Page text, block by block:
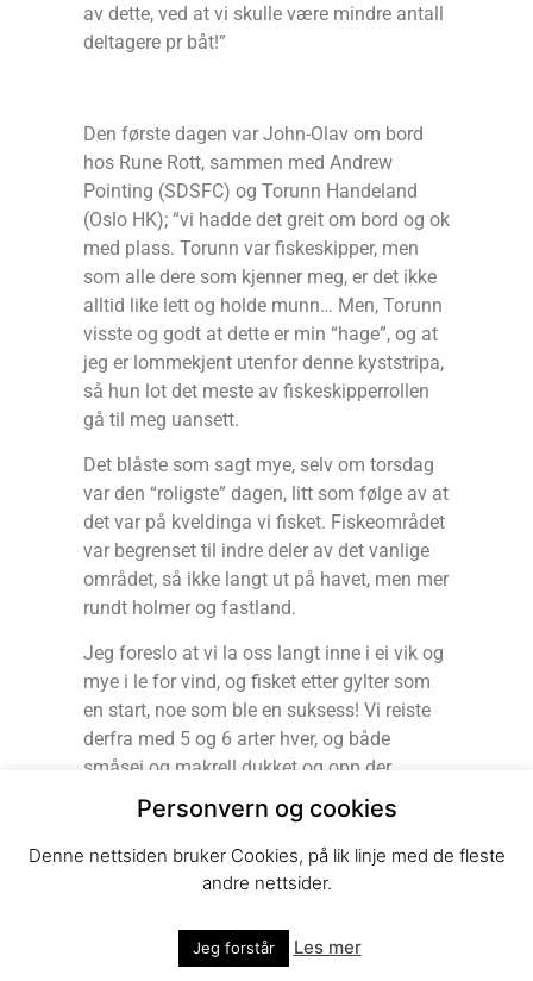
av dette, ved at vi skulle være mindre antall
deltagere pr båt!”
Den første dagen var John-Olav om bord
hos Rune Rott, sammen med Andrew
Pointing (SDSFC) og Torunn Handeland
(Oslo HK); “vi hadde det greit om bord og ok
med plass. Torunn var fiskeskipper, men
som alle dere som kjenner meg, er det ikke
alltid like lett og holde munn… Men, Torunn
visste og godt at dette er min “hage”, og at
jeg er lommekjent utenfor denne kyststripa,
så hun lot det meste av fiskeskipperrollen
gå til meg uansett.
Det blåste som sagt mye, selv om torsdag
var den “roligste” dagen, litt som følge av at
det var på kveldinga vi fisket. Fiskeområdet
var begrenset til indre deler av det vanlige
området, så ikke langt ut på havet, men mer
rundt holmer og fastland.
Jeg foreslo at vi la oss langt inne i ei vik og
mye i le for vind, og fisket etter gylter som
en start, noe som ble en suksess! Vi reiste
derfra med 5 og 6 arter hver, og både
småsei og makrell dukket og opp der.
Etter en time dro på utsiden og inn i mye
styggere vindforhold etter mer vanlig fisk.
Vi reiste til en nærliggende plass for å se
alle fikk sypike, men undertegnede fikk
også ei lange”.
Personvern og cookies
Denne nettsiden bruker Cookies, på lik linje med de fleste
andre nettsider.
Jeg forstår Les mer